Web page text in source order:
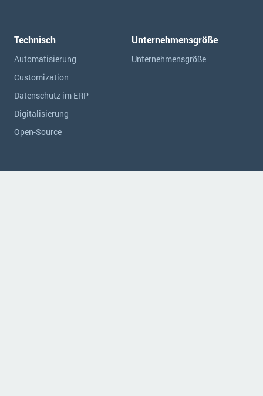
Technisch
Automatisierung
Customization
Datenschutz im ERP
Digitalisierung
Open-Source
Unternehmensgröße
Unternehmensgröße